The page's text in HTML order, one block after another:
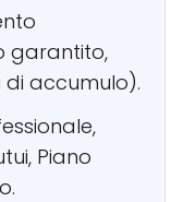
garantito,
di accumulo).
Piano